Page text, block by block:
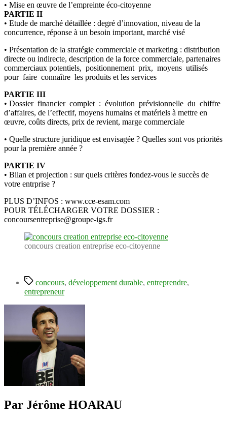
• Mise en œuvre de l’empreinte éco-citoyenne
PARTIE II
• Etude de marché détaillée : degré d’innovation, niveau de la
concurrence, réponse à un besoin important, marché visé
• Présentation de la stratégie commerciale et marketing : distribution
directe ou indirecte, description de la force commerciale, partenaires
commerciaux potentiels, positionnement prix, moyens utilisés
pour faire connaître les produits et les services
PARTIE III
• Dossier financier complet : évolution prévisionnelle du chiffre
d’affaires, de l’effectif, moyens humains et matériels à mettre en
œuvre, coûts directs, prix de revient, marge commerciale
• Quelle structure juridique est envisagée ? Quelles sont vos priorités
pour la première année ?
PARTIE IV
• Bilan et projection : sur quels critères fondez-vous le succès de
votre entrprise ?
PLUS D’INFOS : www.cce-esam.com
POUR TÉLÉCHARGER VOTRE DOSSIER :
concoursentreprise@groupe-igs.fr
concours creation entreprise eco-citoyenne
Étiquettes
concours, développement durable, entreprendre,
entrepreneur
Par Jérôme HOARAU